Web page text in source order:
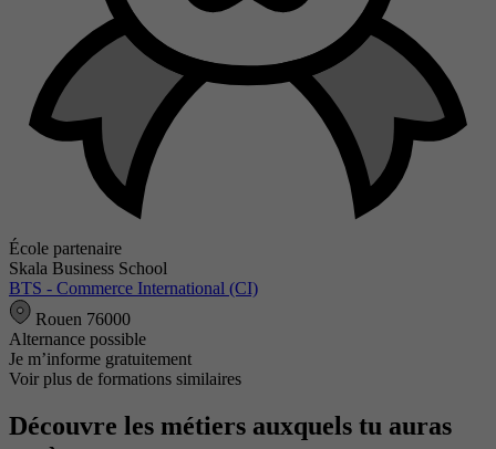
École partenaire
Skala Business School
BTS - Commerce International (CI)
Rouen 76000
Alternance possible
Je m’informe gratuitement
Voir plus de formations similaires
Découvre les métiers auxquels tu auras